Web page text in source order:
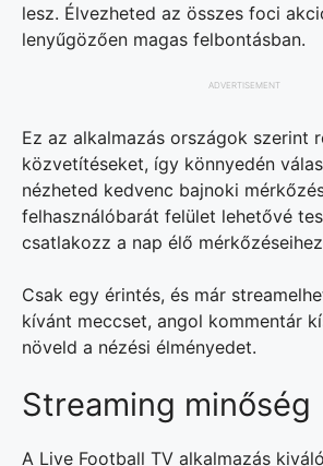
lesz. Élvezheted az összes foci
lenyűgözően magas felbontásban.
ADVERTISEMENT
Ez az alkalmazás országok szerint
közvetítéseket, így könnyedén
nézheted kedvenc bajnoki
felhasználóbarát felület lehetővé
csatlakozz a nap élő
Csak egy érintés, és már
kívánt meccset, angol kommentár
növeld a nézési élményedet.
Streaming minőség
A Live Football TV alkalmazás